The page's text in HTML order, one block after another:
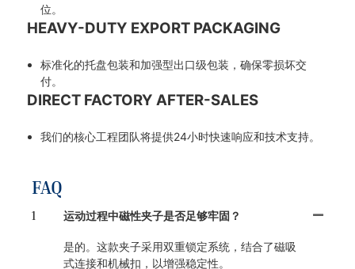
位。
HEAVY-DUTY EXPORT PACKAGING
标准化的托盘包装和加强型出口级包装，确保零损坏交
付。
DIRECT FACTORY AFTER-SALES
我们的核心工程团队将提供24小时快速响应和技术支持。
FAQ
1 运动过程中磁性夹子是否足够牢固？
是的。这款夹子采用双重锁定系统，结合了磁吸
式连接和机械扣，以增强稳定性。